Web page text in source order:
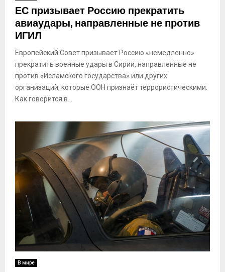
ЕС призывает Россию прекратить
авиаудары, направленные не против
ИГИЛ
Европейский Совет призывает Россию «немедленно»
прекратить военные удары в Сирии, направленные не
против «Исламского государства» или других
организаций, которые ООН признаёт террористическими.
Как говорится в...
В мире